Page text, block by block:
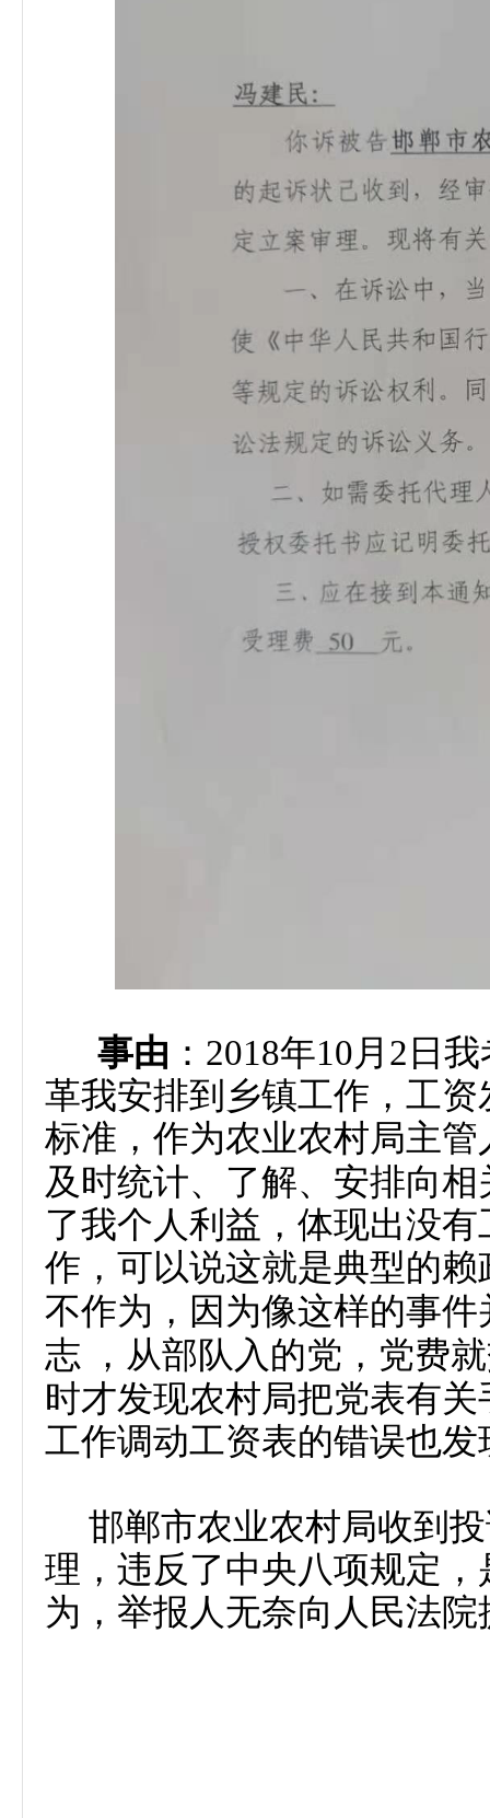
事由 ：2018年10月2 日
革我安排到乡镇工作，工
标准，作为农业农村局主管
及时统计、了解、安排向
了我个人利益，体现出没
作，可以说这就是典型的
不作为，因为像这样的事件
志
，从部队入的党，党费
时才发现农村局把党表有
工作调动工资表的错误也发
邯郸市农业农村局收到
理，违反了中央八项规定
为，举报人无奈向人民法院